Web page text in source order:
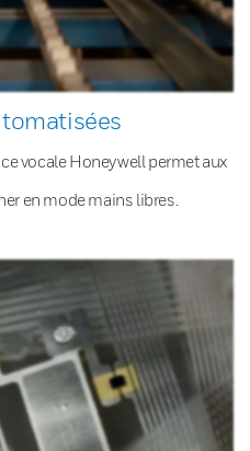
vocale Honeywell permet aux
en mode mains libres.